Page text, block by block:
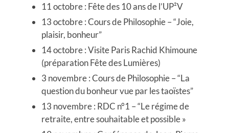
11 octobre : Fête des 10 ans de l’UP²V
13 octobre : Cours de Philosophie – “Joie,
plaisir, bonheur”
14 octobre : Visite Paris Rachid Khimoune
(préparation Fête des Lumières)
3 novembre : Cours de Philosophie – “La
question du bonheur vue par les taoïstes”
13 novembre : RDC n°1 – “Le régime de
retraite, entre souhaitable et possible »